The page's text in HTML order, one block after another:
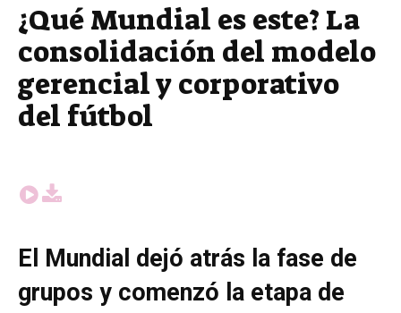
¿Qué Mundial es este? La
consolidación del modelo
gerencial y corporativo
del fútbol
El Mundial dejó atrás la fase de
grupos y comenzó la etapa de